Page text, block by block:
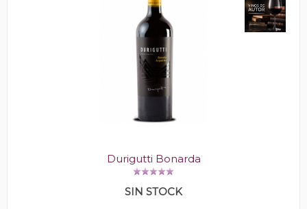
Durigutti Bonarda
SIN STOCK